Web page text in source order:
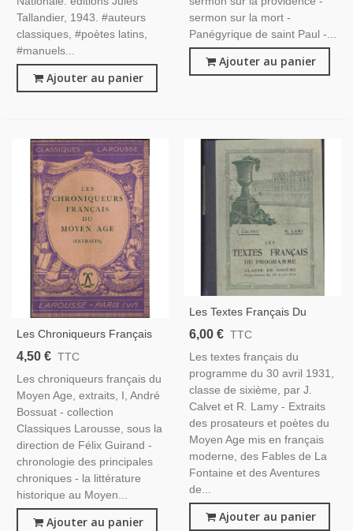
Tallandier, 1943. #auteurs
classiques, #poètes latins,
#manuels...
Ajouter au panier
sermon sur la mort -
Panégyrique de saint Paul -...
Ajouter au panier
Les Chroniqueurs Français
Du Moyen Age, T1, André
Larousse 1936 - Littérature
Moyen Age,
4,50 € TTC
Les chroniqueurs français du
Moyen Age, extraits, I, André
Bossuat - collection
Classiques Larousse, sous la
direction de Félix Guirand -
chronologie des principales
chroniques - la littérature
historique au Moyen...
Ajouter au panier
Les Textes Français Du
Programme Classe De 6e,
Prosateurs, Manuels De
Français
6,00 € TTC
Les textes français du
programme du 30 avril 1931,
classe de sixième, par J.
Calvet et R. Lamy - Extraits
des prosateurs et poètes du
Moyen Age mis en français
moderne, des Fables de La
Fontaine et des Aventures
de...
Ajouter au panier